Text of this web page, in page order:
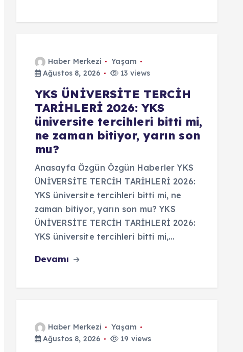
Haber Merkezi
Yaşam
Ağustos 8, 2026
13 views
YKS ÜNİVERSİTE TERCİH
TARİHLERİ 2026: YKS
üniversite tercihleri bitti mi,
ne zaman bitiyor, yarın son
mu?
Anasayfa Özgün Özgün Haberler YKS
ÜNİVERSİTE TERCİH TARİHLERİ 2026:
YKS üniversite tercihleri bitti mi, ne
zaman bitiyor, yarın son mu? YKS
ÜNİVERSİTE TERCİH TARİHLERİ 2026:
YKS üniversite tercihleri bitti mi,…
Devamı
Haber Merkezi
Yaşam
Ağustos 8, 2026
19 views